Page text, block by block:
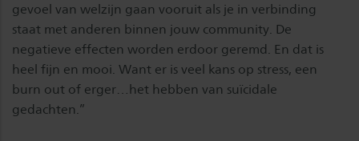
gevoel van welzijn gaan vooruit als je in verbinding
staat met anderen binnen jouw community. De
negatieve effecten worden erdoor geremd. En dat is
heel fijn en mooi. Want er is veel kans op stress, een
burn out of erger…het hebben van suïcidale
gedachten.”